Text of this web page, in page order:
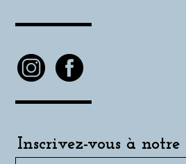
Inscrivez-vous à